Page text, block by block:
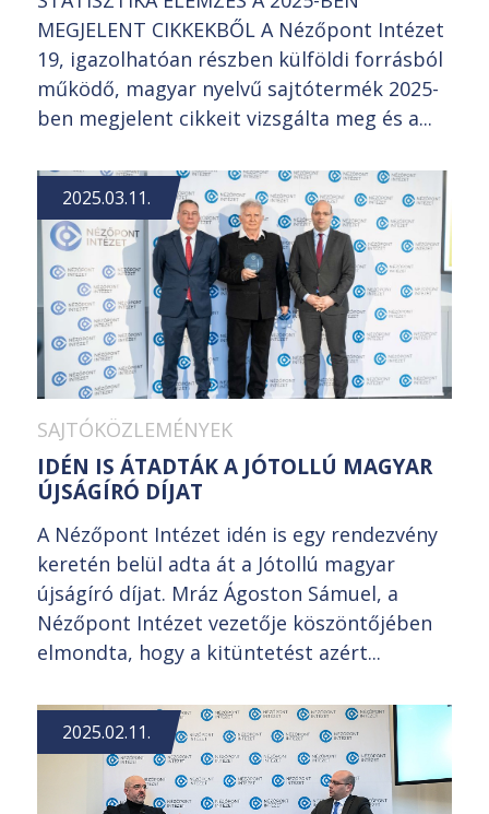
MEGJELENT CIKKEKBŐL A Nézőpont Intézet
19, igazolhatóan részben külföldi forrásból
működő, magyar nyelvű sajtótermék 2025-
ben megjelent cikkeit vizsgálta meg és a...
2025.03.11.
SAJTÓKÖZLEMÉNYEK
IDÉN IS ÁTADTÁK A JÓTOLLÚ MAGYAR
ÚJSÁGÍRÓ DÍJAT
A Nézőpont Intézet idén is egy rendezvény
keretén belül adta át a Jótollú magyar
újságíró díjat. Mráz Ágoston Sámuel, a
Nézőpont Intézet vezetője köszöntőjében
elmondta, hogy a kitüntetést azért...
2025.02.11.